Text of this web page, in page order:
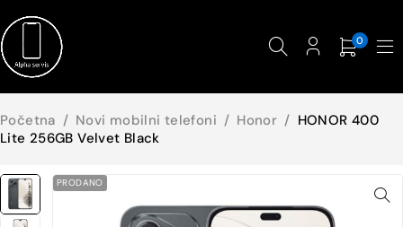
0
Početna / Novi mobilni telefoni / Honor / HONOR 400
Lite 256GB Velvet Black
PRODANO